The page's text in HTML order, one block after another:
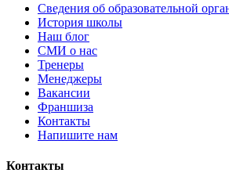
Сведения об образовательной
История школы
Наш блог
СМИ о нас
Тренеры
Менеджеры
Вакансии
Франшиза
Контакты
Напишите нам
Контакты